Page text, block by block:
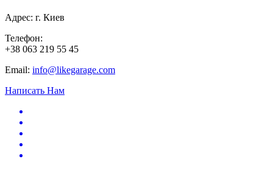
Адрес: г. Киев
Телефон:
+38 063 219 55 45
Email: info@likegarage.com
Написать Нам